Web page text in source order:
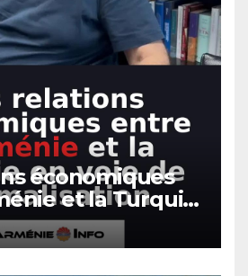
économiques
et la Turquie
normalisation